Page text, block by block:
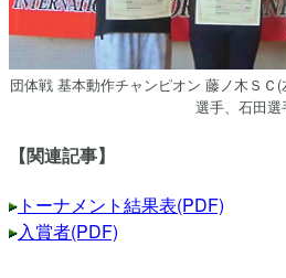
団体戦 基本動作チャンピオン 藤ノ木ＳＣ
選手、石田選
【関連記事】
トーナメント結果表(PDF)
入賞者(PDF)